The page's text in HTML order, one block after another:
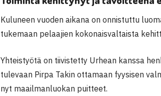
Kuluneen vuoden aikana on onnistuttu
tukemaan pelaajien kokonaisvaltaista
Yhteistyötä on tiivistetty Urhean kanssa
tulevaan Pirpa Takin ottamaan fyysisen
nyt maailmanluokan puitteet.